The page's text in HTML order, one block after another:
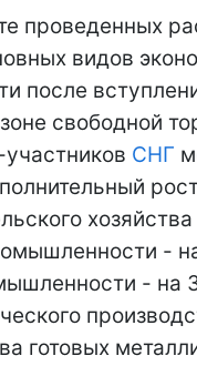
проведенных
видов
после
свободной
СНГ
-
- на
готовых